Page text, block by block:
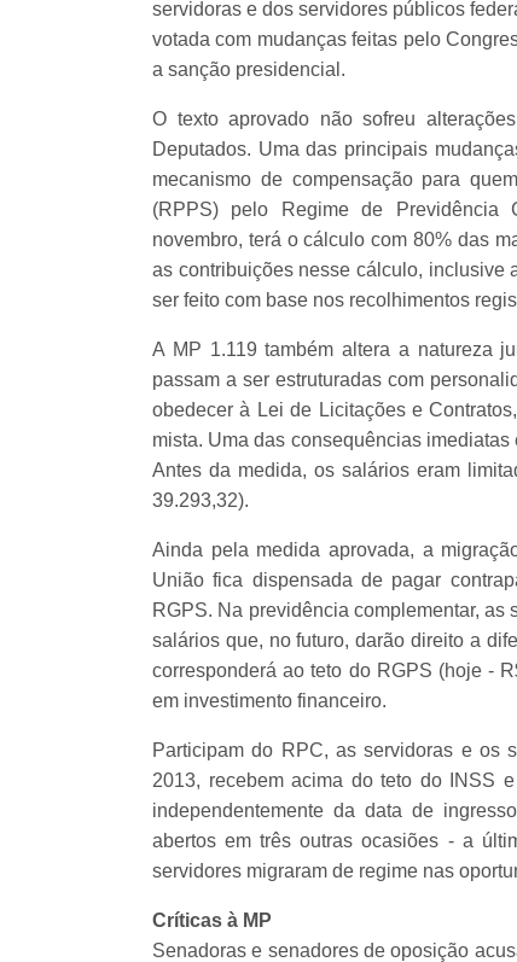
servidoras e dos servidores públicos
votada com mudanças feitas pelo
a sanção presidencial.
O texto aprovado não sofreu
Deputados. Uma das principais
mecanismo de compensação para
(RPPS) pelo Regime de Previdência
novembro, terá o cálculo com 80% das
as contribuições nesse cálculo, inclusive
ser feito com base nos recolhimentos
A MP 1.119 também altera a natureza
passam a ser estruturadas com
obedecer à Lei de Licitações e
mista. Uma das consequências
Antes da medida, os salários eram
39.293,32).
Ainda pela medida aprovada, a
União fica dispensada de pagar
RGPS. Na previdência complementar,
salários que, no futuro, darão direito a
corresponderá ao teto do RGPS (hoje -
em investimento financeiro.
Participam do RPC, as servidoras e os
2013, recebem acima do teto do INSS
independentemente da data de
abertos em três outras ocasiões - a
servidores migraram de regime nas
Críticas à MP
Senadoras e senadores de oposição